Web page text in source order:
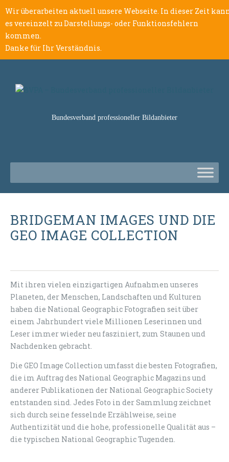
Wir überarbeiten aktuell unsere Webseite. In dieser Zeit
es vereinzelt zu Darstellungs- oder Funktionsfehlern
kommen.
Danke für Ihr Verständnis.
Bundesverband professioneller Bildanbieter
BRIDGEMAN IMAGES UND DIE
GEO IMAGE COLLECTION
Mit ihren vielen einzigartigen Aufnahmen unseres
Planeten, der Menschen, Landschaften und Kulturen
haben die National Geographic Fotografien seit über
einem Jahrhundert viele Millionen Leserinnen und
Leser immer wieder neu fasziniert, zum Staunen und
Nachdenken gebracht.
Die GEO Image Collection umfasst die besten Fotografien,
die im Auftrag des National Geographic Magazins und
anderer Publikationen der National Geographic Society
entstanden sind. Jedes Foto in der Sammlung zeichnet
sich durch seine fesselnde Erzählweise, seine
Authentizität und die hohe, professionelle Qualität aus –
die typischen National Geographic Tugenden.